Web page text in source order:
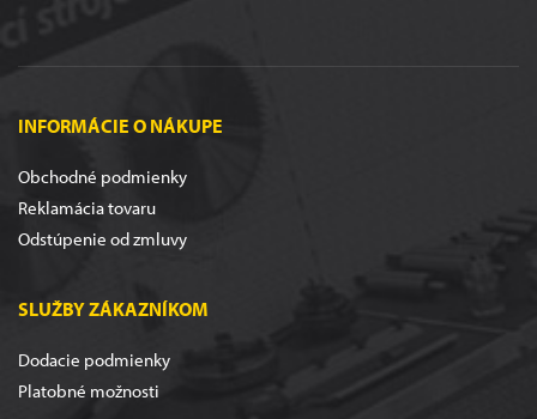
INFORMÁCIE O NÁKUPE
Obchodné podmienky
Reklamácia tovaru
Odstúpenie od zmluvy
SLUŽBY ZÁKAZNÍKOM
Dodacie podmienky
Platobné možnosti